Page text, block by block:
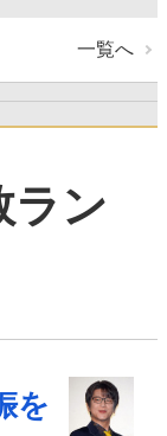
一覧へ
ラン
を